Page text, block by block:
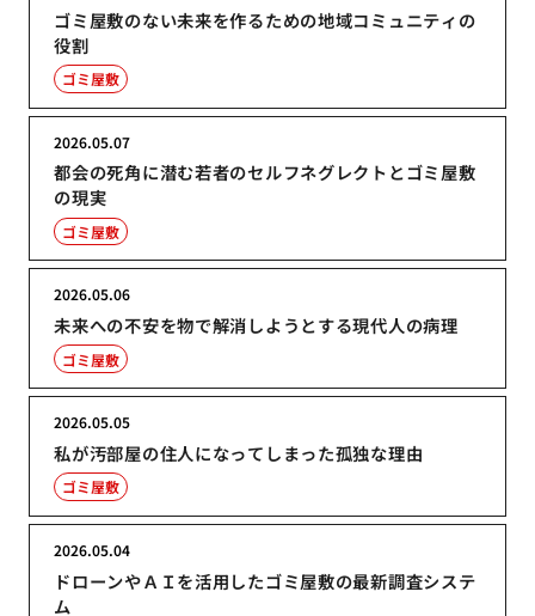
ゴミ屋敷のない未来を作るための地域コミュニティの
役割
ゴミ屋敷
都会の死角に潜む若者のセルフネグレクトとゴミ屋敷
の現実
2026.05.07
ゴミ屋敷
未来への不安を物で解消しようとする現代人の病理
2026.05.06
ゴミ屋敷
私が汚部屋の住人になってしまった孤独な理由
2026.05.05
ゴミ屋敷
ドローンやＡＩを活用したゴミ屋敷の最新調査システ
ム
2026.05.04